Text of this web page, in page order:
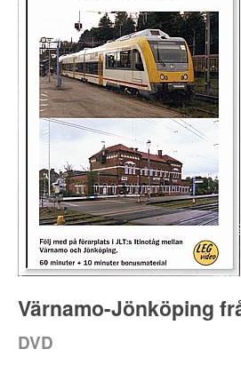
Värnamo-Jönköping
DVD